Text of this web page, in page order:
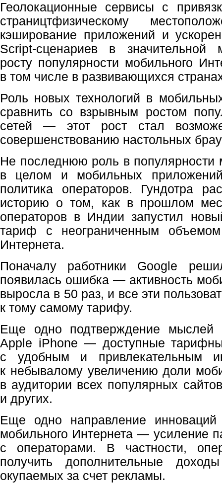
Геолокационные сервисы с
страництфизическому
кэширование приложений и
Script-сценариев в значительной
росту популярности мобильного
в том числе в развивающихся
Роль новых технологий в
сравнить со взрывным ростом
сетей — этот рост стал
совершенствованию настольных
Не последнюю роль в популярности
в целом и мобильных
политика операторов. Гундотра
историю о том, как в прошлом
операторов в Индии запустил
тариф с неограниченным
Интернета.
Поначалу работники Google
появилась ошибка — активность
выросла в 50 раз, и все эти
к тому самому тарифу.
Еще одно подтверждение мыслей
Apple iPhone — доступные
с удобным и привлекательным
к небывалому увеличению доли
в аудитории всех популярных
и других.
Еще одно направление
мобильного Интернета — усиление
с операторами. В частности,
получить дополнительные
окупаемых за счет рекламы.